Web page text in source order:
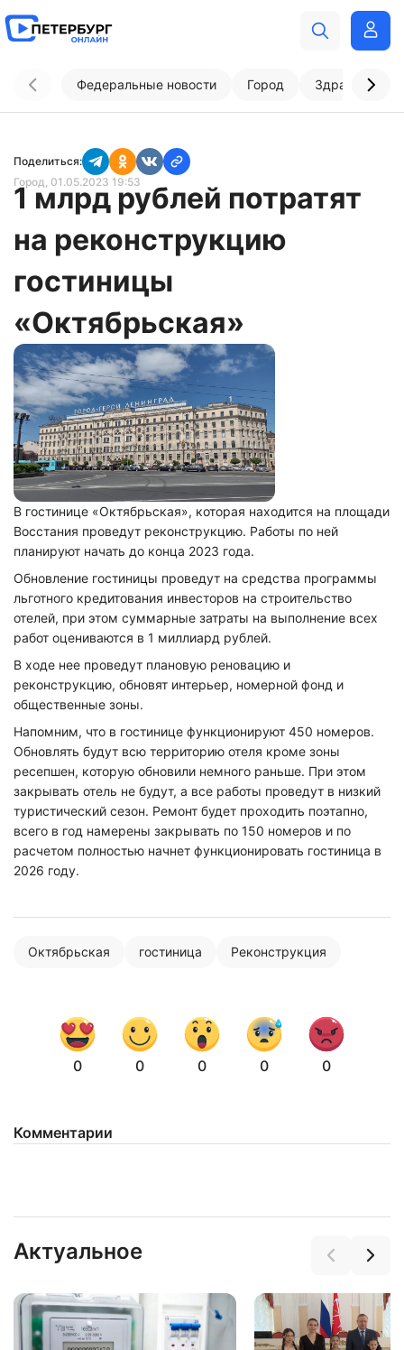
Федеральные новости Город
Поделиться:
Город, 01.05.2023 19:53
1 млрд рублей потратят
на реконструкцию
гостиницы
«Октябрьская»
В гостинице «Октябрьская», которая находится на площади
Восстания проведут реконструкцию. Работы по ней
планируют начать до конца 2023 года.
Обновление гостиницы проведут на средства программы
льготного кредитования инвесторов на строительство
отелей, при этом суммарные затраты на выполнение всех
работ оцениваются в 1 миллиард рублей.
В ходе нее проведут плановую реновацию и
реконструкцию, обновят интерьер, номерной фонд и
общественные зоны.
Напомним, что в гостинице функционируют 450 номеров.
Обновлять будут всю территорию отеля кроме зоны
ресепшен, которую обновили немного раньше. При этом
закрывать отель не будут, а все работы проведут в низкий
туристический сезон. Ремонт будет проходить поэтапно,
всего в год намерены закрывать по 150 номеров и по
расчетом полностью начнет функционировать гостиница в
2026 году.
Октябрьская гостиница Реконструкция
0 0 0 0 0
Комментарии
Актуальное
соглашаетесь с
политикой конфиденциальности